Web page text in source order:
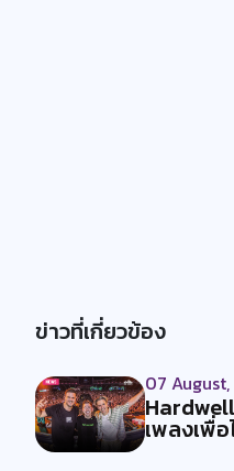
ข่าวที่เกี่ยวข้อง
07
เพลงเพื่